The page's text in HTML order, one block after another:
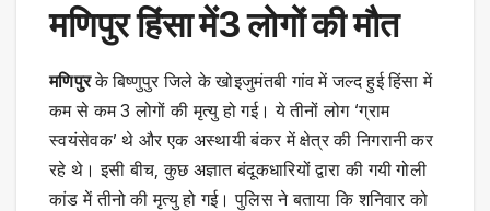
मणिपुर हिंसा में3 लोगों की मौत
मणिपुरके बिष्णुपुर जिले के खोइजुमंतबी गांव में जल्द हुई हिंसा में
कम से कम 3 लोगों की मृत्यु हो गई। ये तीनों लोग ‘ग्राम
स्वयंसेवक’ थे और एक अस्थायी बंकर में क्षेत्र की निगरानी कर
रहे थे। इसी बीच, कुछ अज्ञात बंदूकधारियों द्वारा की गयी गोली
कांड में तीनो की मृत्यु हो गई। पुलिस ने बताया कि शनिवार को